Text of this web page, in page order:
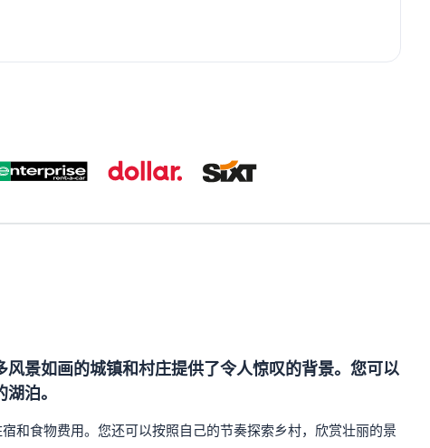
景如画的城镇和村庄提供了令人惊叹的背景。您可以
泊。
和食物费用。您还可以按照自己的节奏探索乡村，欣赏壮丽的景